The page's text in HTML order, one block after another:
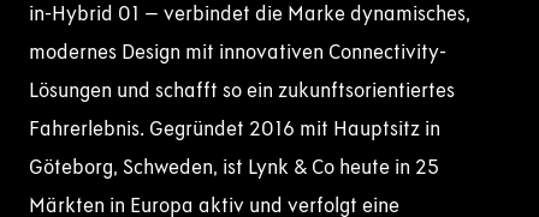
in-Hybrid 01 – verbindet die Marke dynamisches,
modernes Design mit innovativen Connectivity-
Lösungen und schafft so ein zukunftsorientiertes
Fahrerlebnis. Gegründet 2016 mit Hauptsitz in
Göteborg, Schweden, ist Lynk & Co heute in 25
Märkten in Europa aktiv und verfolgt eine